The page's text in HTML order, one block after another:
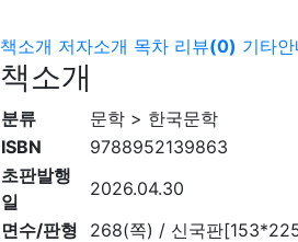
책소개 저자소개 목차 리뷰(0) 기타안
책소개
분류
문학 > 한국문학
ISBN
9788952139863
초판발행
일
2026.04.30
면수/판형
268(쪽) / 신국판